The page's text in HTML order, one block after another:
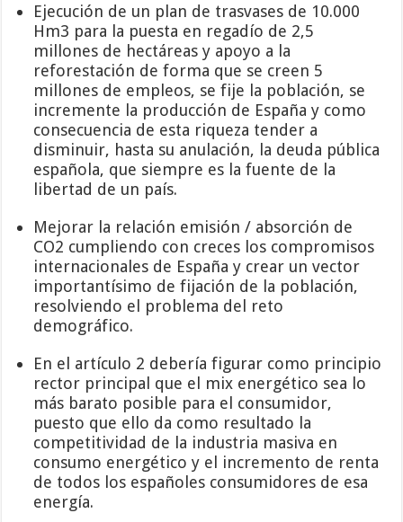
Ejecución de un plan de trasvases de 10.000
Hm3 para la puesta en regadío de 2,5
millones de hectáreas y apoyo a la
reforestación de forma que se creen 5
millones de empleos, se fije la población, se
incremente la producción de España y como
consecuencia de esta riqueza tender a
disminuir, hasta su anulación, la deuda pública
española, que siempre es la fuente de la
libertad de un país.
Mejorar la relación emisión / absorción de
CO2 cumpliendo con creces los compromisos
internacionales de España y crear un vector
importantísimo de fijación de la población,
resolviendo el problema del reto
demográfico.
En el artículo 2 debería figurar como principio
rector principal que el mix energético sea lo
más barato posible para el consumidor,
puesto que ello da como resultado la
competitividad de la industria masiva en
consumo energético y el incremento de renta
de todos los españoles consumidores de esa
energía.